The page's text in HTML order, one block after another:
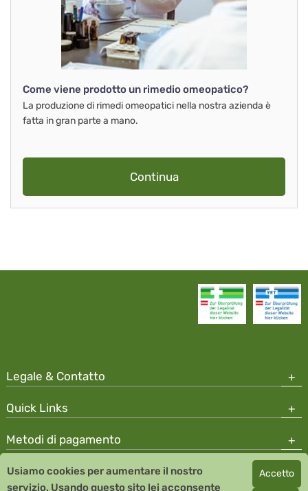
Come viene prodotto un rimedio omeopatico?
La produzione di rimedi omeopatici nella nostra azienda è
fatta in gran parte a mano.
Continua
Legale & Contatto
Quick Links
Metodi di pagamento
Copyright © 2026 Team Santé Salvator Apotheke
Usiamo cookies per aumentare il nostro
servizio. Usando questo sito lei acconsente
Accetto